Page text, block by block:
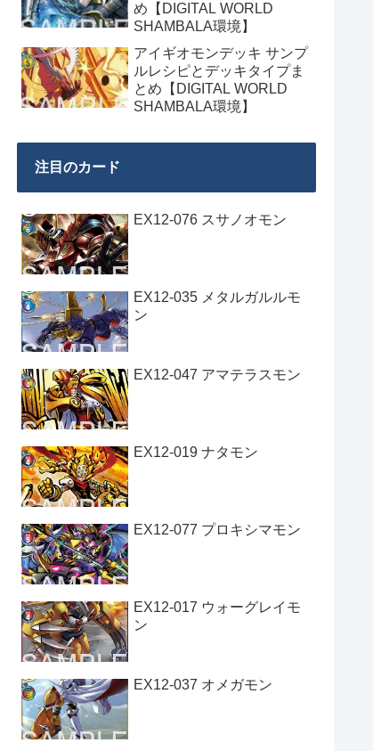
め【DIGITAL WORLD
SHAMBALA環境】
アイギオモンデッキ サンプ
ルレシピとデッキタイプま
とめ【DIGITAL WORLD
SHAMBALA環境】
注目のカード
EX12-076 スサノオモン
EX12-035 メタルガルルモ
ン
EX12-047 アマテラスモン
EX12-019 ナタモン
EX12-077 プロキシマモン
EX12-017 ウォーグレイモ
ン
EX12-037 オメガモン